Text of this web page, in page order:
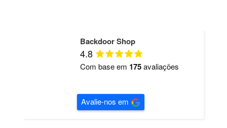
Backdoor Shop
4.8
Com base em 175avaliações
Avalie-nos em